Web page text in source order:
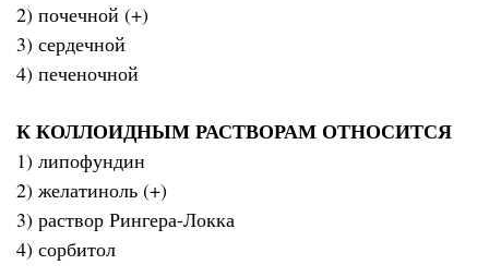
2) почечной (+)
3) сердечной
4) печеночной
К КОЛЛОИДНЫМ РАСТВОРАМ ОТНОСИТСЯ
1) липофундин
2) желатиноль (+)
3) раствор Рингера-Локка
4) сорбитол